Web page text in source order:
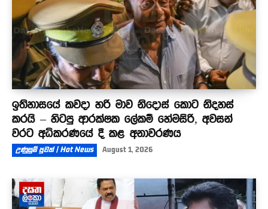
ඉතිහාසයේ කවදා හරි මාව නිදොස් කොට නිදහස්
කරයි – හිටපු ආරක්ෂක ලේකම් හේමසිරි, අවසන්
වරට අධිකරණයේ දී කළ අනාවරණය
උණුසුම් පුවත් | Hot News August 1, 2026